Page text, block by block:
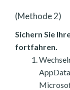
(Methode 2)
Sichern Sie
fortfahren.